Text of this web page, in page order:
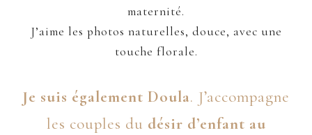
maternité.
J’aime les photos naturelles, douce, avec une
touche florale.
Je suis également Doula. J’accompagne
les couples du désir d’enfant au